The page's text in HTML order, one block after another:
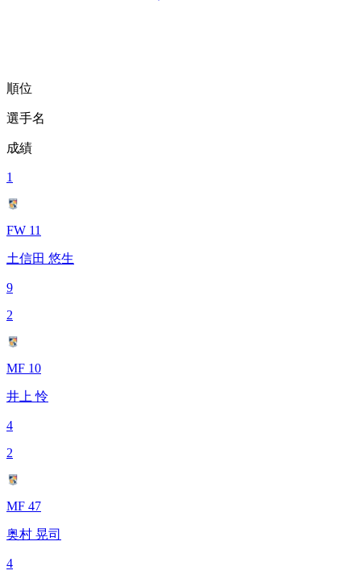
順位
選手名
成績
1
FW 11
土信田 悠生
9
2
MF 10
井上 怜
4
2
MF 47
奥村 晃司
4